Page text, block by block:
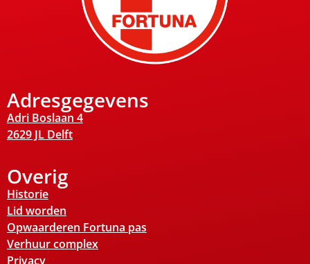
Adresgegevens
Adri Boslaan 4
2629 JL Delft
Overig
Historie
Lid worden
Opwaarderen Fortuna pas
Verhuur complex
Privacy